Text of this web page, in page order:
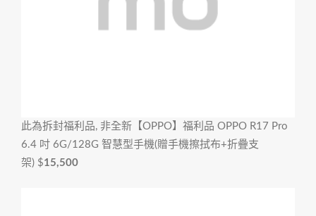
此為拆封福利品, 非全新 【OPPO】福利品 OPPO R17 Pro
6.4 吋 6G/128G 智慧型手機(贈手機擦拭布+折疊支
架) $15,500